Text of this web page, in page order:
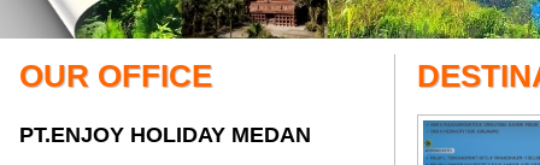
OUR OFFICE
PT.ENJOY HOLIDAY MEDAN